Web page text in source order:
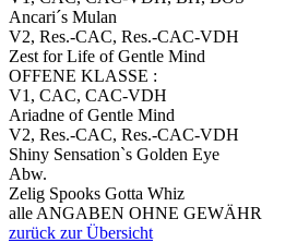
Ancari´s Mulan
V2, Res.-CAC, Res.-CAC-VDH
Zest for Life of Gentle Mind
OFFENE KLASSE :
V1, CAC, CAC-VDH
Ariadne of Gentle Mind
V2, Res.-CAC, Res.-CAC-VDH
Shiny Sensation`s Golden Eye
Abw.
Zelig Spooks Gotta Whiz
alle ANGABEN OHNE GEWÄHR
zurück zur Übersicht